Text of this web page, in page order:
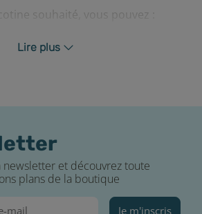
souhaité, vous pouvez :
environ 3 mg/mL de nicotine.
(steep) permet à la nicotine
aux arômes de s’exprimer
protéger votre e-liquide 50 mL
Lire plus
newsletter et découvrez toute
plans de la boutique
Je m'inscris